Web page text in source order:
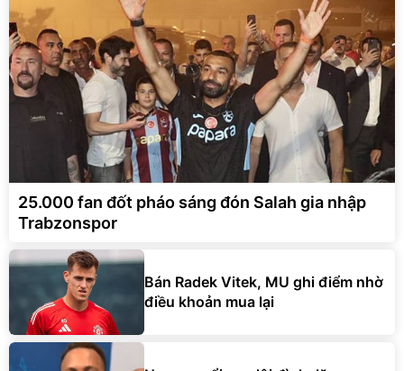
25.000 fan đốt pháo sáng đón Salah gia nhập
Trabzonspor
điều khoản mua lại